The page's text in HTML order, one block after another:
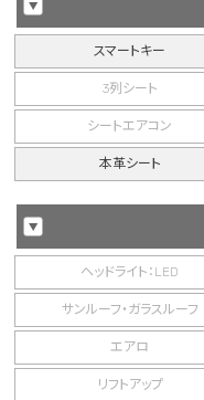
スマートキー
3列シート
シートエアコン
本革シート
ヘッドライト：LED
サンルーフ・ガラスルーフ
エアロ
リフトアップ